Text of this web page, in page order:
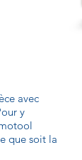
avec
y
que soit la